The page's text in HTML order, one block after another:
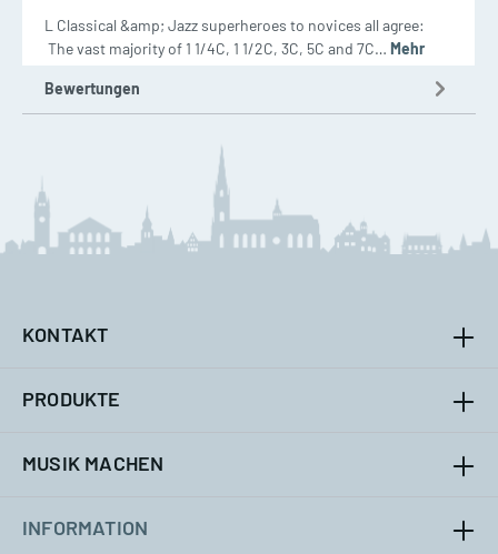
L Classical &amp; Jazz superheroes to novices all agree:
The vast majority of 1 1/4C, 1 1/2C, 3C, 5C and 7C… Mehr
Bewertungen
KONTAKT
PRODUKTE
MUSIK MACHEN
INFORMATION